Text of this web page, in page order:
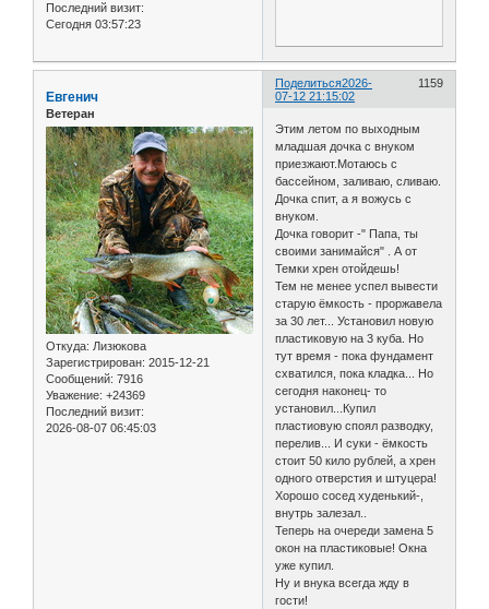
Последний визит:
Сегодня 03:57:23
Поделиться 1159
2026-
07-12 21:15:02
Евгенич
Ветеран
Откуда: Лизюкова
Зарегистрирован: 2015-12-21
Сообщений: 7916
Уважение: +24369
Последний визит:
2026-08-07 06:45:03
Этим летом по выходным
младшая дочка с внуком
приезжают.Мотаюсь с
бассейном, заливаю, сливаю.
Дочка спит, а я вожусь с
внуком.
Дочка говорит -" Папа, ты
своими занимайся" . А от
Темки хрен отойдешь!
Тем не менее успел вывести
старую ёмкость - проржавела
за 30 лет... Установил новую
пластиковую на 3 куба. Но
тут время - пока фундамент
схватился, пока кладка... Но
сегодня наконец- то
установил...Купил
пластиовую споял разводку,
перелив... И суки - ёмкость
стоит 50 кило рублей, а хрен
одного отверстия и штуцера!
Хорошо сосед худенький-,
внутрь залезал..
Теперь на очереди замена 5
окон на пластиковые! Окна
уже купил.
Ну и внука всегда жду в
гости!